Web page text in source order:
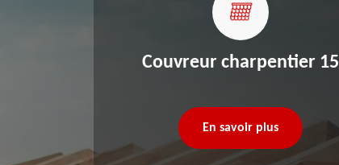
Couvreur charpentier 15
En savoir plus